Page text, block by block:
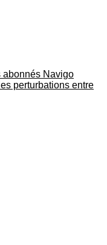
abonnés Navigo
perturbations entre